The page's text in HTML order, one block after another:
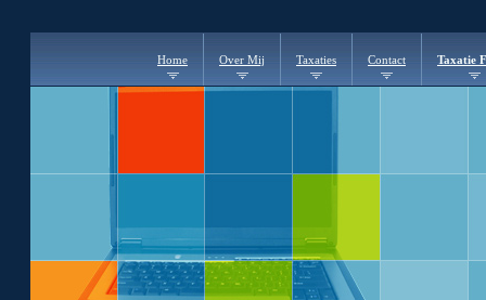
Home Over Mij Taxaties Contact Taxatie